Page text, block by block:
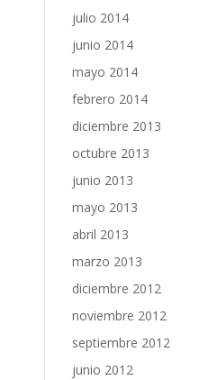
julio 2014
junio 2014
mayo 2014
febrero 2014
diciembre 2013
octubre 2013
junio 2013
mayo 2013
abril 2013
marzo 2013
diciembre 2012
noviembre 2012
septiembre 2012
junio 2012